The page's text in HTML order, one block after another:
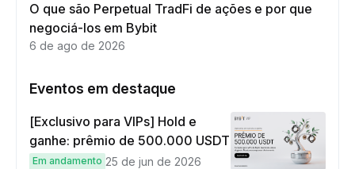
O que são Perpetual TradFi de ações e por que
negociá-los em Bybit
6 de ago de 2026
Eventos em destaque
[Exclusivo para VIPs] Hold e
ganhe: prêmio de 500.000 USDT
Em andamento 25 de jun de 2026